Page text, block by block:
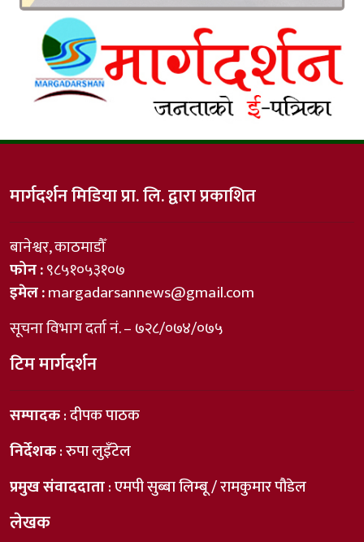
मार्गदर्शन मिडिया प्रा. लि. द्वारा प्रकाशित
बानेश्वर, काठमाडौँ
फोन :९८५१०५३१०७
इमेल :margadarsannews@gmail.com
सूचना विभाग दर्ता नं. – ७२८/०७४/०७५
टिम मार्गदर्शन
सम्पादक: दीपक पाठक
निर्देशक: रुपा लुइँटेल
प्रमुख संवाददाता: एमपी सुब्बा लिम्बू / रामकुमार पौडेल
लेखक